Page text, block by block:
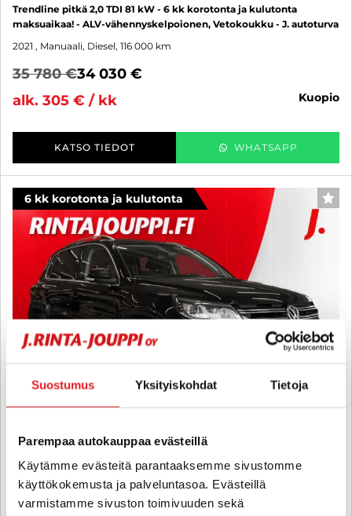
Suostumus Yksityiskohdat Tietoja
Parempaa autokauppaa evästeillä
Käytämme evästeitä parantaaksemme sivustomme
käyttökokemusta ja palveluntasoa. Evästeillä
varmistamme sivuston toimivuuden sekä
Trendline pitkä 2,0 TDI 81 kW - 6 kk korotonta ja kulutonta
maksuaikaa! - ALV-vähennyskelpoionen, Vetokoukku - J. autoturva
2021 , Manuaali, Diesel, 116 000 km
35 780 €34 030 €
alk. 305 € / kk
kuopio
KATSO TIEDOT WHATSAPP
6 kk korotonta ja kulutonta
Volkswagen Tiguan
Sport & Style 2,0 TDI 110 kW (150 hv) 4MOTION DSG-automaatti - 6
Pysäköintitutkat eteen- ja taakse, Webasto